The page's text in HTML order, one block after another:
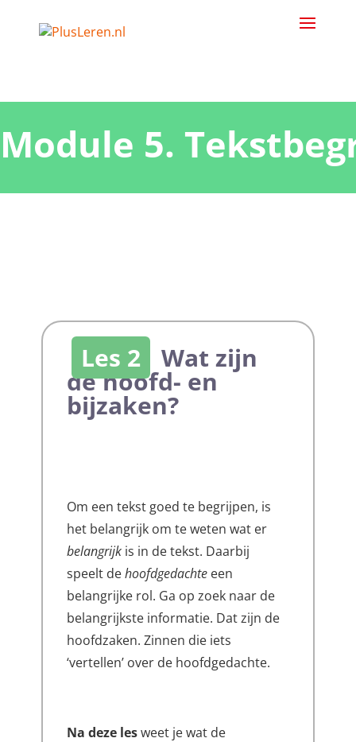
Module 5.
Les 2 Wat zijn
de hoofd- en
bijzaken?
Om een tekst goed te begrijpen, is
het belangrijk om te weten wat er
belangrijk is in de tekst. Daarbij
speelt dehoofdgedachte een
belangrijke rol. Ga op zoek naar de
belangrijkste informatie. Dat zijn de
hoofdzaken. Zinnen die iets
‘vertellen’ over de hoofdgedachte.
Na deze lesweet je wat de